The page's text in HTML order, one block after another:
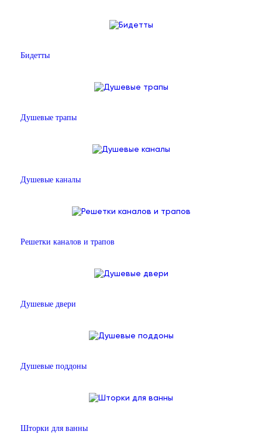
Бидетты
Душевые трапы
Душевые каналы
Решетки каналов и трапов
Душевые двери
Душевые поддоны
Шторки для ванны